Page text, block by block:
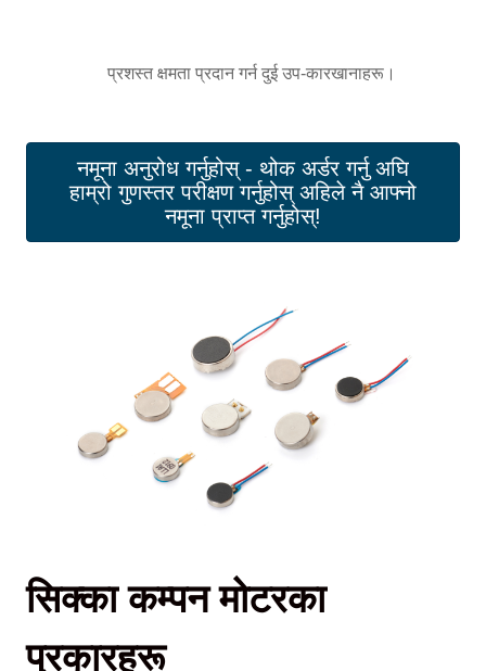
प्रशस्त क्षमता प्रदान गर्न दुई उप-कारखानाहरू।
नमूना अनुरोध गर्नुहोस् - थोक अर्डर गर्नु अघि
हाम्रो गुणस्तर परीक्षण गर्नुहोस् अहिले नै आफ्नो
नमूना प्राप्त गर्नुहोस्!
सिक्का कम्पन मोटरका
प्रकारहरू